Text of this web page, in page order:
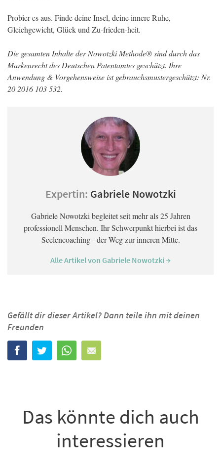
Probier es aus. Finde deine Insel, deine innere Ruhe,
Gleichgewicht, Glück und Zu-frieden-heit.
Die gesamten Inhalte der Nowotzki Methode® sind durch das
Markenrecht des Deutschen Patentamtes geschützt. Ihre
Anwendung & Vorgehensweise ist gebrauchsmustergeschützt: Nr.
20 2016 103 532.
Expertin: Gabriele Nowotzki
Gabriele Nowotzki begleitet seit mehr als 25 Jahren
professionell Menschen. Ihr Schwerpunkt hierbei ist das
Seelencoaching - der Weg zur inneren Mitte.
Alle Artikel von Gabriele Nowotzki →
Gefällt dir dieser Artikel? Dann teile ihn mit deinen
Freunden
Das könnte dich auch
interessieren